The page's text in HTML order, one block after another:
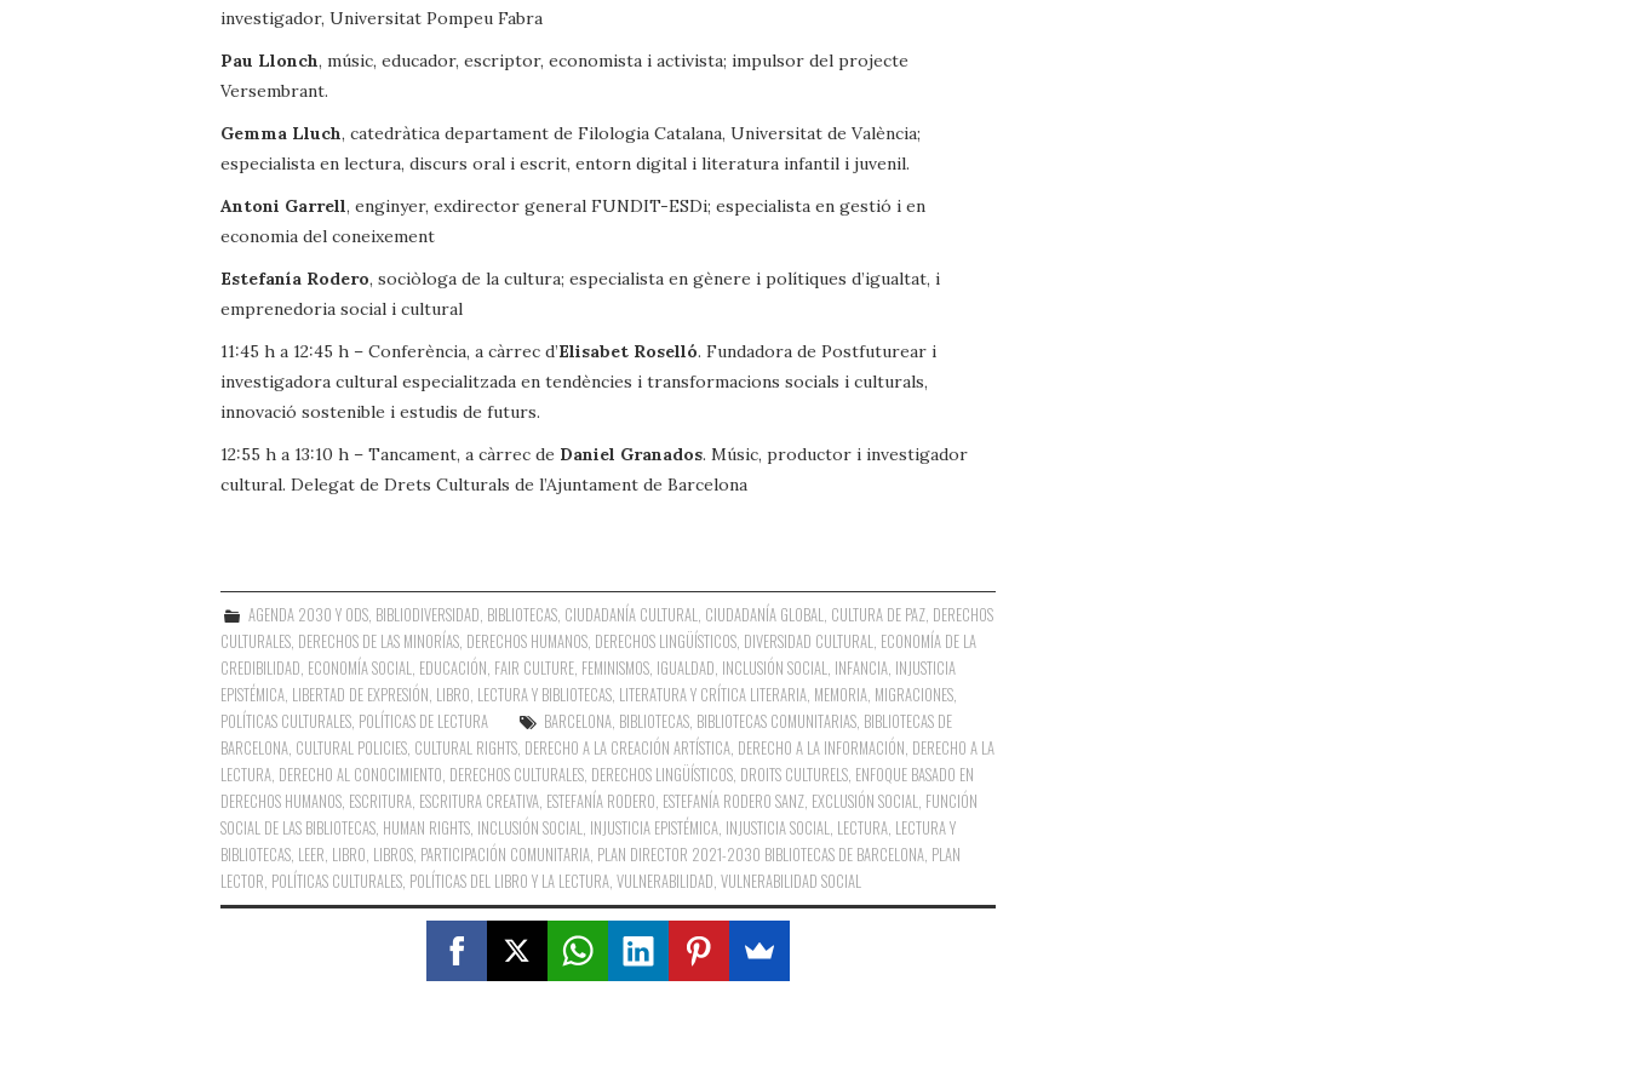
investigador, Universitat Pompeu Fabra
Pau Llonch, músic, educador, escriptor, economista i activista; impulsor del projecte
Versembrant.
Gemma Lluch, catedràtica departament de Filologia Catalana, Universitat de València;
especialista en lectura, discurs oral i escrit, entorn digital i literatura infantil i juvenil.
Antoni Garrell, enginyer, exdirector general FUNDIT-ESDi; especialista en gestió i en
economia del coneixement
Estefanía Rodero, sociòloga de la cultura; especialista en gènere i polítiques d’igualtat, i
emprenedoria social i cultural
11:45 h a 12:45 h – Conferència, a càrrec d’Elisabet Roselló. Fundadora de Postfuturear i
investigadora cultural especialitzada en tendències i transformacions socials i culturals,
innovació sostenible i estudis de futurs.
12:55 h a 13:10 h – Tancament, a càrrec de Daniel Granados. Músic, productor i investigador
cultural. Delegat de Drets Culturals de l’Ajuntament de Barcelona
AGENDA 2030 Y ODS BIBLIODIVERSIDAD BIBLIOTECAS CIUDADANÍA CULTURAL CIUDADANÍA GLOBAL CULTURA DE PAZ DERECHOS
CULTURALES DERECHOS DE LAS MINORÍAS DERECHOS HUMANOS DERECHOS LINGÜÍSTICOS DIVERSIDAD CULTURAL ECONOMÍA DE LA
CREDIBILIDAD ECONOMÍA SOCIAL EDUCACIÓN FAIR CULTURE FEMINISMOS IGUALDAD INCLUSIÓN SOCIAL INFANCIA INJUSTICIA
EPISTÉMICA LIBERTAD DE EXPRESIÓN LIBRO, LECTURA Y BIBLIOTECAS LITERATURA Y CRÍTICA LITERARIA MEMORIA MIGRACIONES
POLÍTICAS CULTURALES POLÍTICAS DE LECTURA BARCELONA BIBLIOTECAS BIBLIOTECAS COMUNITARIAS BIBLIOTECAS DE
BARCELONA CULTURAL POLICIES CULTURAL RIGHTS DERECHO A LA CREACIÓN ARTÍSTICA DERECHO A LA INFORMACIÓN DERECHO A LA
LECTURA DERECHO AL CONOCIMIENTO DERECHOS CULTURALES DERECHOS LINGÜÍSTICOS DROITS CULTURELS ENFOQUE BASADO EN
DERECHOS HUMANOS ESCRITURA ESCRITURA CREATIVA ESTEFANÍA RODERO ESTEFANÍA RODERO SANZ EXCLUSIÓN SOCIAL FUNCIÓN
SOCIAL DE LAS BIBLIOTECAS HUMAN RIGHTS INCLUSIÓN SOCIAL INJUSTICIA EPISTÉMICA INJUSTICIA SOCIAL LECTURA LECTURA Y
BIBLIOTECAS LEER LIBRO LIBROS PARTICIPACIÓN COMUNITARIA PLAN DIRECTOR 2021-2030 BIBLIOTECAS DE BARCELONA PLAN
LECTOR POLÍTICAS CULTURALES POLÍTICAS DEL LIBRO Y LA LECTURA VULNERABILIDAD VULNERABILIDAD SOCIAL